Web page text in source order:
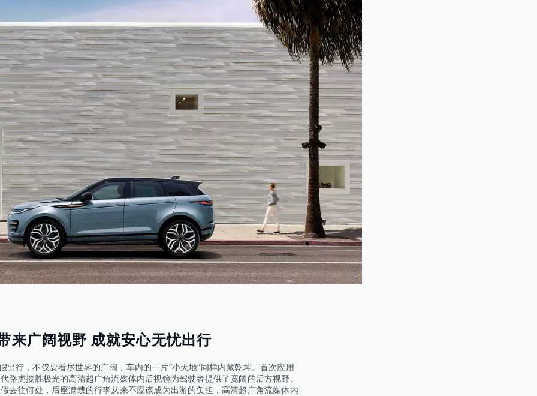
来广阔视野 成就安心无忧出行
，不仅要看尽世界的广阔，车内的一片“小天地”同样内藏乾坤。首次应用
路虎揽胜极光的高清超广角流媒体内后视镜为驾驶者提供了宽阔的后方视野。
去往何处，后座满载的行李从来不应该成为出游的负担，高清超广角流媒体内